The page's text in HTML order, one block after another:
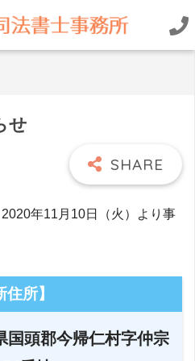
せ
年11月10日（火）より事
住所】
頭郡今帰仁村字仲宗